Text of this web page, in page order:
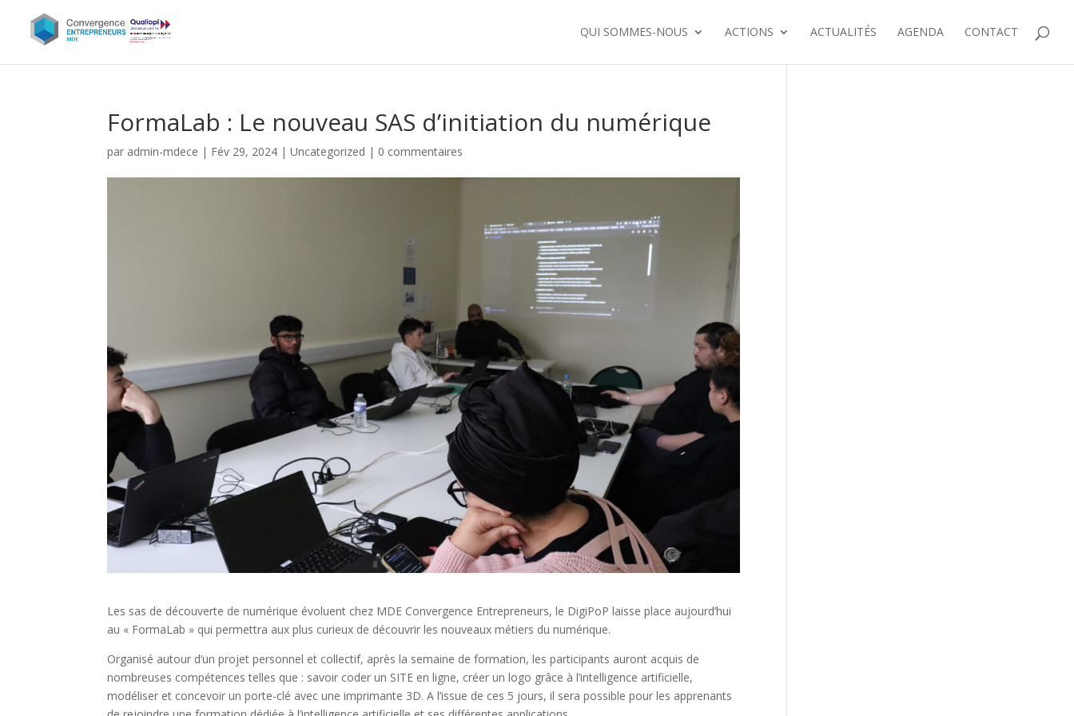
QUI SOMMES-NOUS ACTIONS ACTUALITÉS AGENDA CONTACT
FormaLab : Le nouveau SAS d’initiation du numérique
par admin-mdece | Fév 29, 2024 |Uncategorized | 0 commentaires
Les sas de découverte de numérique évoluent chez MDE Convergence Entrepreneurs, le DigiPoP laisse place aujourd’hui
au « FormaLab » qui permettra aux plus curieux de découvrir les nouveaux métiers du numérique.
Organisé autour d’un projet personnel et collectif, après la semaine de formation, les participants auront acquis de
nombreuses compétences telles que : savoir coder un SITE en ligne, créer un logo grâce à l’intelligence artificielle,
modéliser et concevoir un porte-clé avec une imprimante 3D. A l’issue de ces 5 jours, il sera possible pour les apprenants